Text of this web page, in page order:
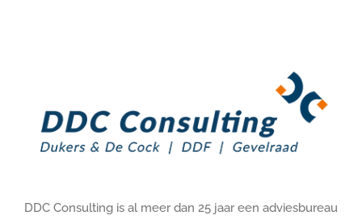
DDC Consulting is al meer dan 25 jaar een adviesbureau